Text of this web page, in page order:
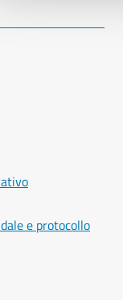
e protocollo